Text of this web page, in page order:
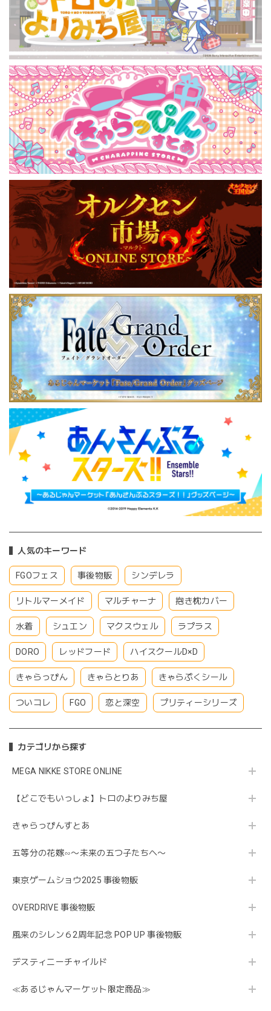
人気のキーワード
FGOフェス 事後物販 シンデレラ
リトルマーメイド マルチャーナ 抱き枕カバー
水着 シュエン マクスウェル ラプラス
DORO レッドフード ハイスクールD×D
きゃらっぴん きゃらとりあ きゃらぷくシール
ついコレ FGO 恋と深空 プリティーシリーズ
カテゴリから探す
MEGA NIKKE STORE ONLINE
【どこでもいっしょ】トロのよりみち屋
きゃらっぴんすとあ
五等分の花嫁∽〜未来の五つ子たちへ〜
東京ゲームショウ2025 事後物販
OVERDRIVE 事後物販
風来のシレン６2周年記念 POP UP 事後物販
デスティニーチャイルド
≪あるじゃんマーケット限定商品≫